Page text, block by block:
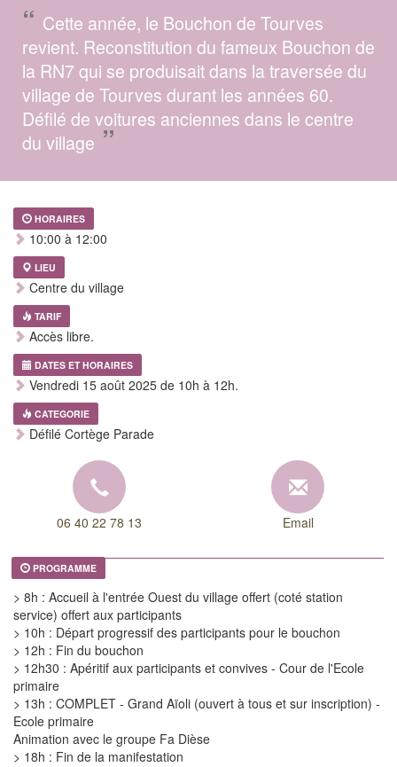
“ Cette année, le Bouchon de Tourves
revient. Reconstitution du fameux Bouchon de
la RN7 qui se produisait dans la traversée du
village de Tourves durant les années 60.
Défilé de voitures anciennes dans le centre
du village ”
HORAIRES
10:00 à 12:00
LIEU
Centre du village
TARIF
Accès libre.
DATES ET HORAIRES
Vendredi 15 août 2025 de 10h à 12h.
CATEGORIE
Défilé Cortège Parade
06 40 22 78 13 Email
PROGRAMME
> 8h : Accueil à l'entrée Ouest du village offert (coté station
service) offert aux participants
> 10h : Départ progressif des participants pour le bouchon
> 12h : Fin du bouchon
> 12h30 : Apéritif aux participants et convives - Cour de l'Ecole
primaire
> 13h : COMPLET - Grand Aïoli (ouvert à tous et sur inscription) -
Ecole primaire
Animation avec le groupe Fa Dièse
> 18h : Fin de la manifestation